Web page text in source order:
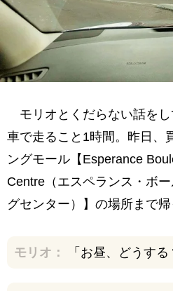
モリオとくだらない話を
車で走ること1時間。昨日、
ングモール【Esperance
Centre（エスペランス・ボ
グセンター）】の場所まで帰
モリオ： 「お昼、どうする